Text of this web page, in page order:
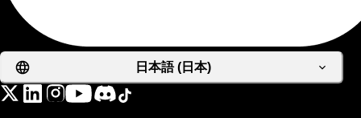
日本語 (日本)